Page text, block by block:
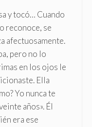
y tocó… Cuando
reconoce, se
afectuosamente.
pero no lo
en los ojos le
Ella
Yo nunca te
años». Él
era ese